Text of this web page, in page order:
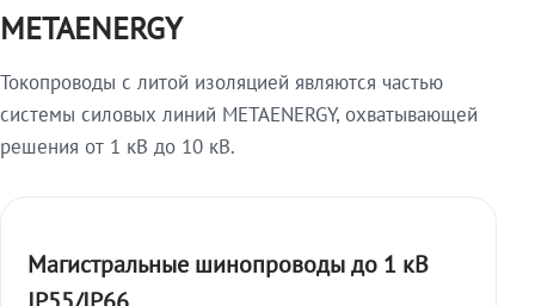
METAENERGY
Токопроводы с литой изоляцией являются частью
системы силовых линий METAENERGY, охватывающей
решения от 1 кВ до 10 кВ.
Магистральные шинопроводы до 1 кВ